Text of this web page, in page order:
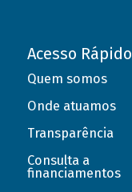
Acesso Rápido
Quem somos
Onde atuamos
Transparência
Consulta a
financiamentos